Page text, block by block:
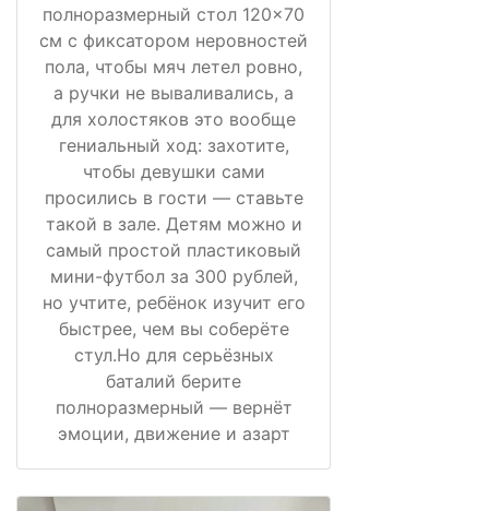
полноразмерный стол 120×70
см с фиксатором неровностей
пола, чтобы мяч летел ровно,
а ручки не вываливались, а
для холостяков это вообще
гениальный ход: захотите,
чтобы девушки сами
просились в гости — ставьте
такой в зале. Детям можно и
самый простой пластиковый
мини-футбол за 300 рублей,
но учтите, ребёнок изучит его
быстрее, чем вы соберёте
стул.Но для серьёзных
баталий берите
полноразмерный — вернёт
эмоции, движение и азарт